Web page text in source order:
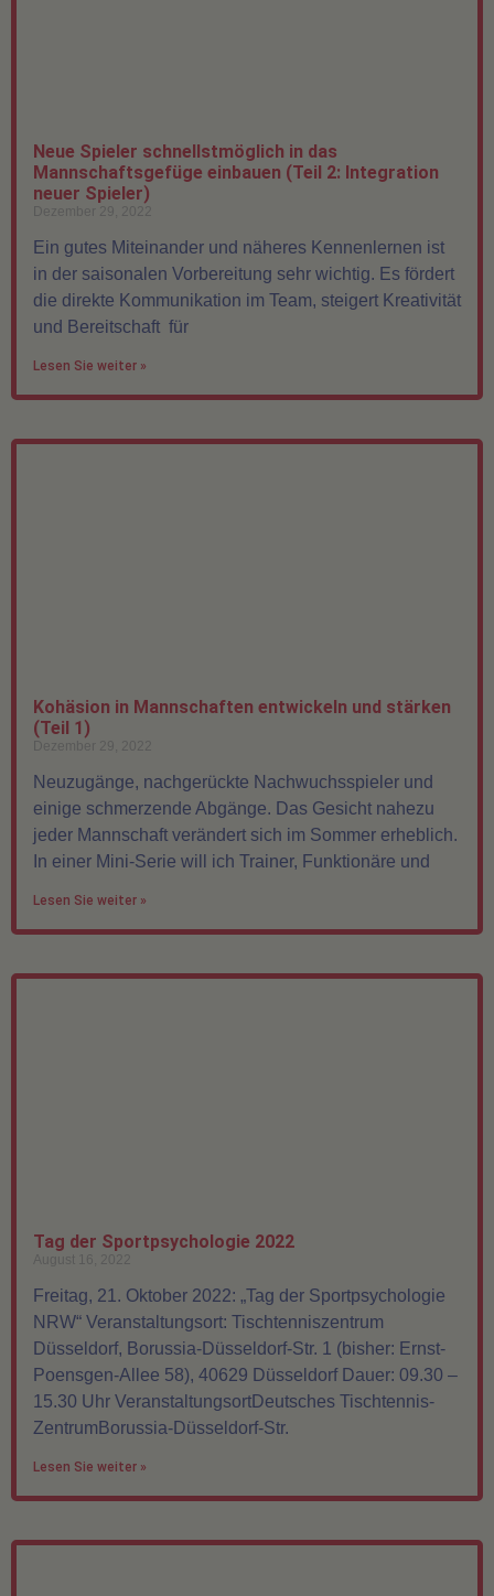
Neue Spieler schnellstmöglich in das
Mannschaftsgefüge einbauen (Teil 2: Integration
neuer Spieler)
Dezember 29, 2022
Ein gutes Miteinander und näheres Kennenlernen ist
in der saisonalen Vorbereitung sehr wichtig. Es fördert
die direkte Kommunikation im Team, steigert Kreativität
und Bereitschaft für
Lesen Sie weiter »
Kohäsion in Mannschaften entwickeln und stärken
(Teil 1)
Dezember 29, 2022
Neuzugänge, nachgerückte Nachwuchsspieler und
einige schmerzende Abgänge. Das Gesicht nahezu
jeder Mannschaft verändert sich im Sommer erheblich.
In einer Mini-Serie will ich Trainer, Funktionäre und
Lesen Sie weiter »
Tag der Sportpsychologie 2022
August 16, 2022
Freitag, 21. Oktober 2022: „Tag der Sportpsychologie
NRW“ Veranstaltungsort: Tischtenniszentrum
Düsseldorf, Borussia-Düsseldorf-Str. 1 (bisher: Ernst-
Poensgen-Allee 58), 40629 Düsseldorf Dauer: 09.30 –
15.30 Uhr VeranstaltungsortDeutsches Tischtennis-
ZentrumBorussia-Düsseldorf-Str.
Lesen Sie weiter »